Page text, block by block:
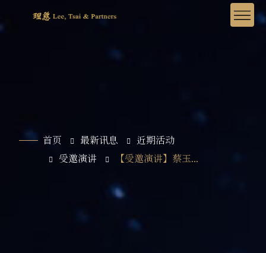
首页 最新讯息
近期活动
受邀演讲
【受邀演讲】蔡玉...